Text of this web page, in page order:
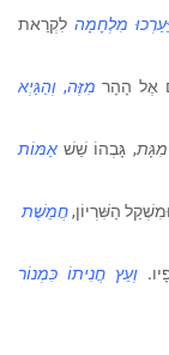
מִלְחָמָה לִקְרַאת
אֶל הָהָר מִזֶּה, וְהַגַּיְא
מִגָּת, גָּבְהוֹ שֵׁשׁ אַמּוֹת
הַשִּׁרְיוֹן,חֲמֵשֶׁת
. וְעֵץ חֲנִיתוֹ כִּמְנוֹר